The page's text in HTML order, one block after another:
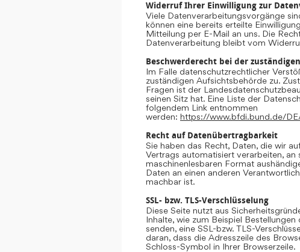
Widerruf Ihrer Einwilligung zur
Viele Datenverarbeitungsvorgänge
können eine bereits erteilte
Mitteilung per E-Mail an uns. Die
Datenverarbeitung bleibt vom
Beschwerderecht bei der
Im Falle datenschutzrechtlicher
zuständigen Aufsichtsbehörde zu.
Fragen ist der
seinen Sitz hat. Eine Liste der
folgendem Link entnommen
werden: https://www.bfdi.bund.de/
Recht auf Datenübertragbarkeit
Sie haben das Recht, Daten, die wir
Vertrags automatisiert verarbeiten,
maschinenlesbaren Format
Daten an einen anderen
machbar ist.
SSL- bzw. TLS-Verschlüsselung
Diese Seite nutzt aus
Inhalte, wie zum Beispiel
senden, eine SSL-bzw. TLS-
daran, dass die Adresszeile des
Schloss-Symbol in Ihrer Browserzeile.